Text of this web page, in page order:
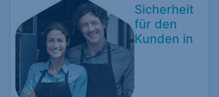
Sicherheit
für den
Kunden in